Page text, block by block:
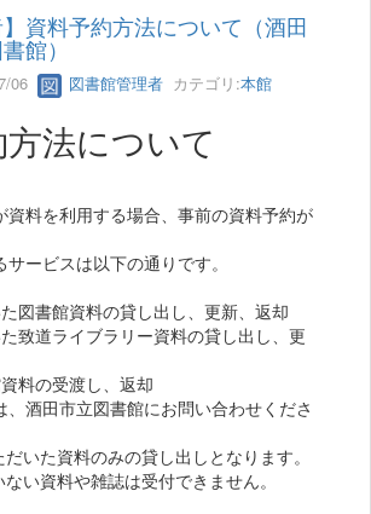
】資料予約方法について（酒田
館）
06 図書館管理者 カテゴリ:本館
法について
資料を利用する場合、事前の資料予約が
ービスは以下の通りです。
図書館資料の貸し出し、更新、返却
致道ライブラリー資料の貸し出し、更
料の受渡し、返却
酒田市立図書館にお問い合わせくださ
いた資料のみの貸し出しとなります。
い資料や雑誌は受付できません。